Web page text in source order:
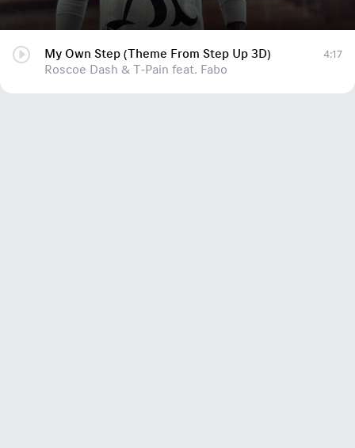
My Own Step (Theme From Step Up 3D)
Roscoe Dash & T-Pain feat. Fabo
4:17